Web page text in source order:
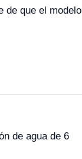
de que el modelo
de agua de 6